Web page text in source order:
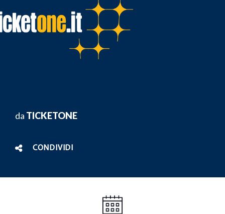
da TICKETONE
CONDIVIDI